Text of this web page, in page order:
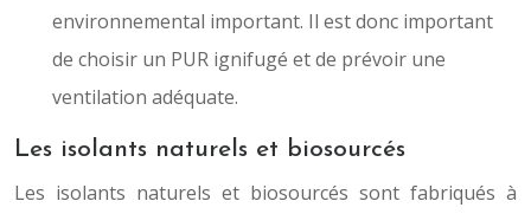
environnemental important. Il est donc important
de choisir un PUR ignifugé et de prévoir une
ventilation adéquate.
Les isolants naturels et biosourcés
Les isolants naturels et biosourcés sont fabriqués à